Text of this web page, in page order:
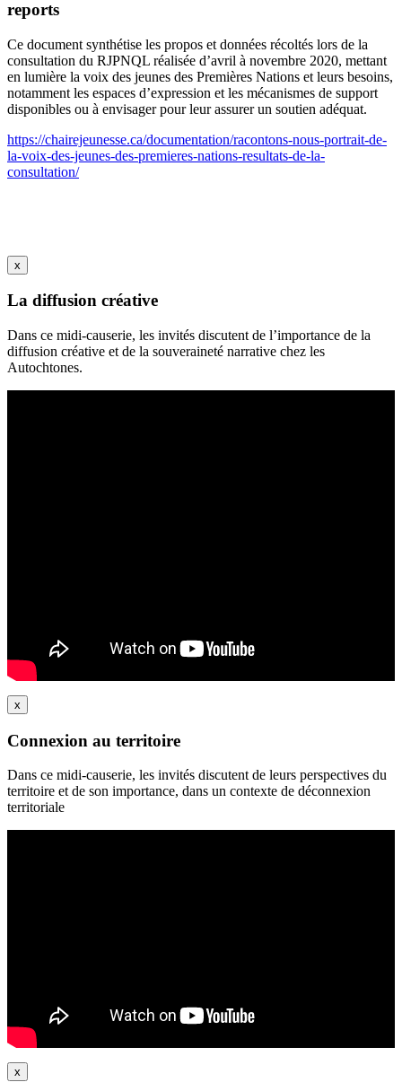
reports
Ce document synthétise les propos et données récoltés lors de la
consultation du RJPNQL réalisée d’avril à novembre 2020, mettant
en lumière la voix des jeunes des Premières Nations et leurs besoins,
notamment les espaces d’expression et les mécanismes de support
disponibles ou à envisager pour leur assurer un soutien adéquat.
https://chairejeunesse.ca/documentation/racontons-nous-portrait-de-
la-voix-des-jeunes-des-premieres-nations-resultats-de-la-
consultation/
x
La diffusion créative
Dans ce midi-causerie, les invités discutent de l’importance de la
diffusion créative et de la souveraineté narrative chez les
Autochtones.
x
Connexion au territoire
Dans ce midi-causerie, les invités discutent de leurs perspectives du
territoire et de son importance, dans un contexte de déconnexion
territoriale
x